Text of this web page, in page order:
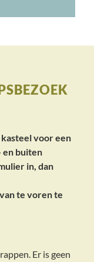
voor een
en buiten
in, dan
te voren te
Er is geen